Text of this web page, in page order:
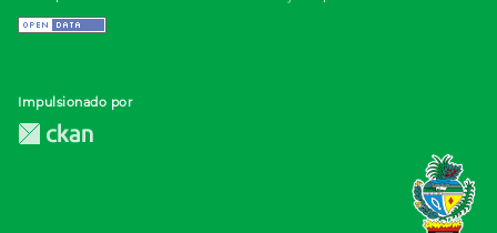
Impulsionado por